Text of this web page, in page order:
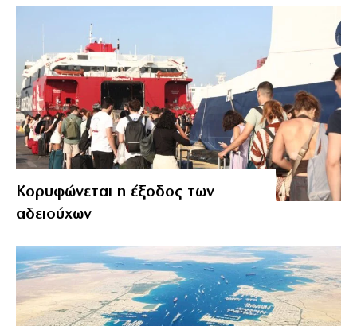
Κορυφώνεται η έξοδος των
αδειούχων